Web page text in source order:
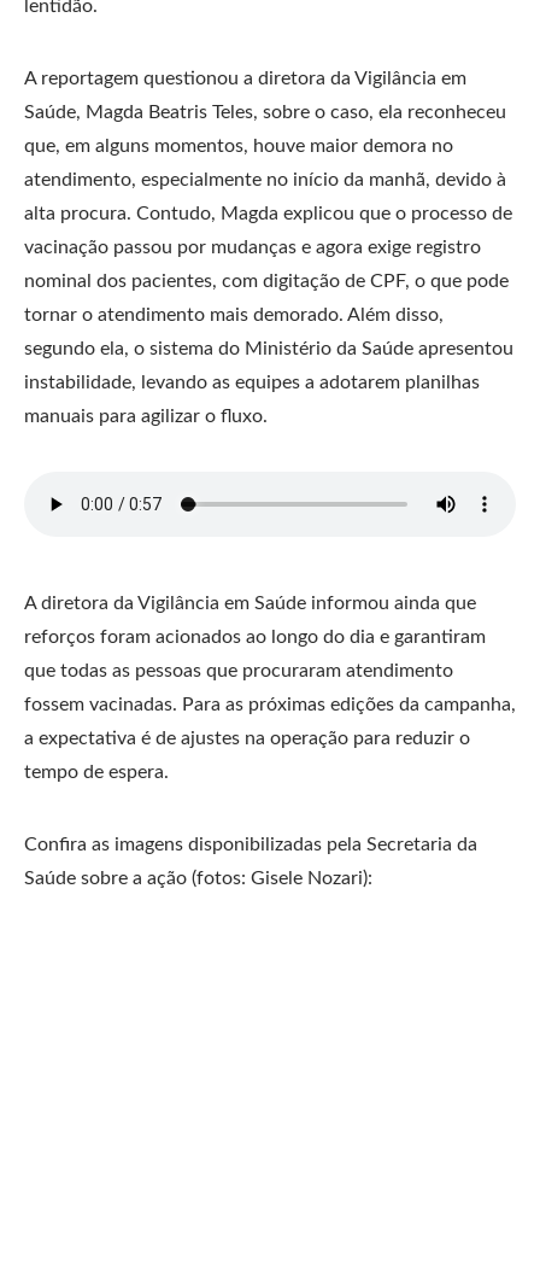
lentidão.
A reportagem questionou a diretora da Vigilância em
Saúde, Magda Beatris Teles, sobre o caso, ela reconheceu
que, em alguns momentos, houve maior demora no
atendimento, especialmente no início da manhã, devido à
alta procura. Contudo, Magda explicou que o processo de
vacinação passou por mudanças e agora exige registro
nominal dos pacientes, com digitação de CPF, o que pode
tornar o atendimento mais demorado. Além disso,
segundo ela, o sistema do Ministério da Saúde apresentou
instabilidade, levando as equipes a adotarem planilhas
manuais para agilizar o fluxo.
A diretora da Vigilância em Saúde informou ainda que
reforços foram acionados ao longo do dia e garantiram
que todas as pessoas que procuraram atendimento
fossem vacinadas. Para as próximas edições da campanha,
a expectativa é de ajustes na operação para reduzir o
tempo de espera.
Confira as imagens disponibilizadas pela Secretaria da
Saúde sobre a ação (fotos: Gisele Nozari):